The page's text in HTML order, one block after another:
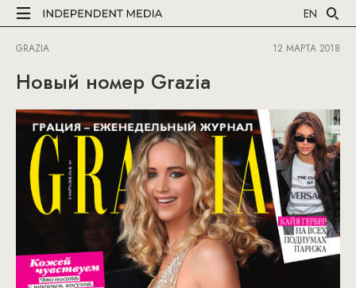
EN
GRAZIA 12 МАРТА 2018
Новый номер Grazia